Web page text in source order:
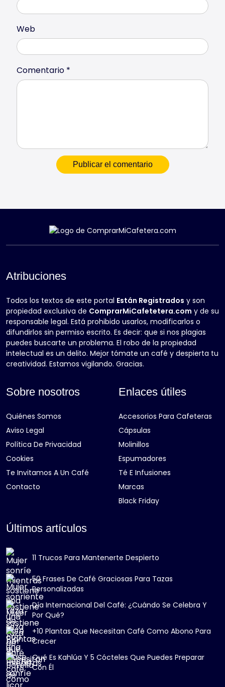
Comentario *
Web
Atribuciones
Todos los textos de este portal Están Registrados y son
propiedad exclusiva de ComprarMiCafetetera.com y de su
responsable legal. Está prohibido usarlos, modificarlos o
difundirlos sin permiso escrito. Es decir: que si nos plagias
puedes buscarte un problema. El robo de la propiedad
intelectual es un delito. Mejor tómate un café y despierta tu
creatividad. Estamos vigilando. Gracias.
Sobre nosotros
Quiénes Somos
Aviso Legal
Política De Privacidad
Cookies
Te Invitamos A Un Café
Contacto
Enlaces útiles
Accesorios Para Cafeteras
Cápsulas
Molinillos
Espumadores
Té E Infusiones
Marcas
Black Friday
Últimos artículos
11 Trucos Para Mantenerte Despierto
50 Frases De Café Graciosas Para Tazas
Personalizadas
Día Internacional Del Café: ¿Cuándo Se Celebra Y
Por Qué?
+10 Plantas Que Necesitan Café Como Abono Para
Crecer
Qué Es Kahlúa Y 5 Cócteles Que Puedes Preparar
Con Él